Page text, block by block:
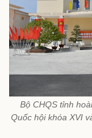
Bộ CHQS tỉnh
Quốc hội khóa XVI